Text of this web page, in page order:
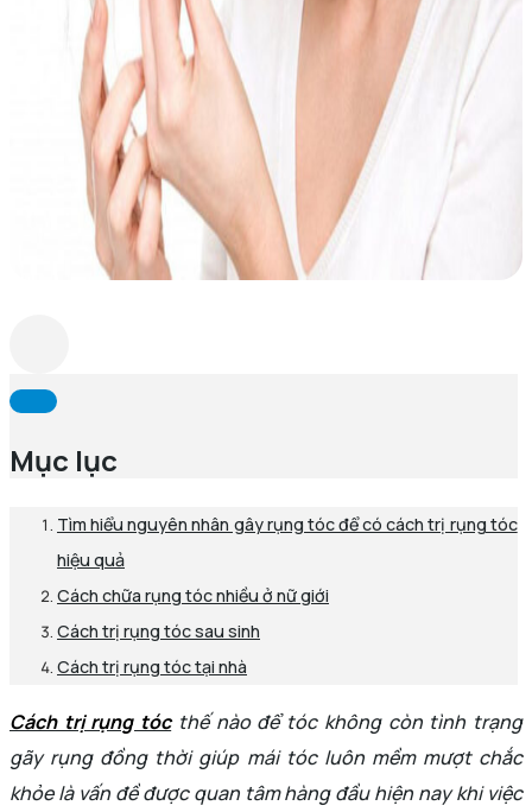
Mục lục
Tìm hiểu nguyên nhân gây rụng tóc để có cách trị rụng tóc
hiệu quả
Cách chữa rụng tóc nhiều ở nữ giới
Cách trị rụng tóc sau sinh
Cách trị rụng tóc tại nhà
Cách trị rụng tócthế nào để tóc không còn tình trạng
gãy rụng đồng thời giúp mái tóc luôn mềm mượt chắc
khỏe là vấn đề được quan tâm hàng đầu hiện nay khi việc